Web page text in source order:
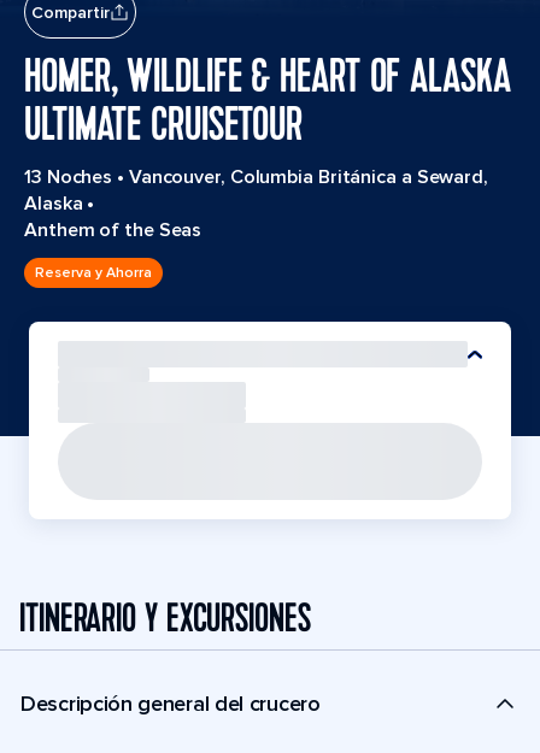
Compartir
HOMER, WILDLIFE & HEART OF ALASKA
ULTIMATE CRUISETOUR
13 Noches • Vancouver, Columbia Británica a Seward,
Alaska •
Anthem of the Seas
Reserva y Ahorra
ITINERARIO Y EXCURSIONES
Descripción general del crucero